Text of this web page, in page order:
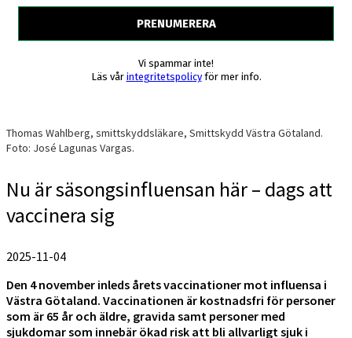
Vi spammar inte!
Läs vår integritetspolicyför mer info.
Thomas Wahlberg, smittskyddsläkare, Smittskydd Västra Götaland.
Foto: José Lagunas Vargas.
Nu är säsongsinfluensan här – dags att
vaccinera sig
2025-11-04
Den 4 november inleds årets vaccinationer mot influensa i
Västra Götaland. Vaccinationen är kostnadsfri för personer
som är 65 år och äldre, gravida samt personer med
sjukdomar som innebär ökad risk att bli allvarligt sjuk i